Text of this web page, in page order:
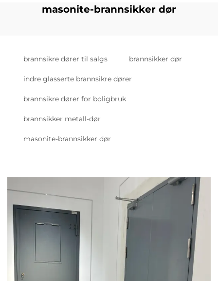
masonite-brannsikker dør
brannsikre dører til salgs brannsikker dør
indre glasserte brannsikre dører
brannsikre dører for boligbruk
brannsikker metall-dør
masonite-brannsikker dør